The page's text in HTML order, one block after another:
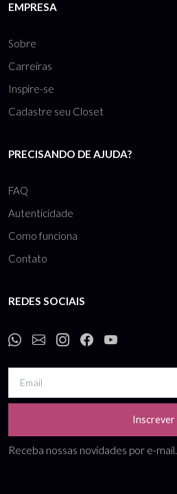
EMPRESA
Sobre
Carreiras
Inspire-se
Cadastre seu Closet
PRECISANDO DE AJUDA?
FAQ
Autenticidade
Como funciona
Contato
REDES SOCIAIS
Inscrever
Receba nossas novidades por e-mail.